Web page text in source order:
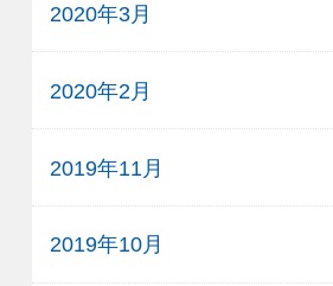
2020年3月
2020年2月
2019年11月
2019年10月